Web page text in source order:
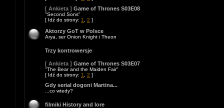
[ Ankieta ] Game of Thrones S03E08
"Second Sons"
[ Idź do strony: 1 2 ]
Aktorzy GoT w Polsce
Arya, ser Onion Knight i Theon
Trzy kontrowersje
[ Ankieta ] Game of Thrones S03E07
"The Bear and the Maiden Fair"
[ Idź do strony: 1 2 ]
Gdy serial dogoni Martina...
...co wtedy?
filmiki History and lore